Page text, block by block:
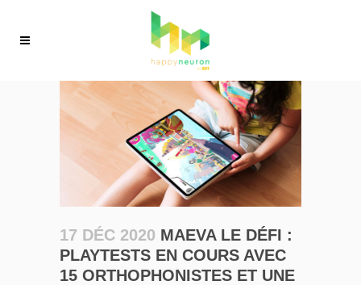
17 DÉC 2020 MAEVA LE DÉFI :
PLAYTESTS EN COURS AVEC
15 ORTHOPHONISTES ET UNE